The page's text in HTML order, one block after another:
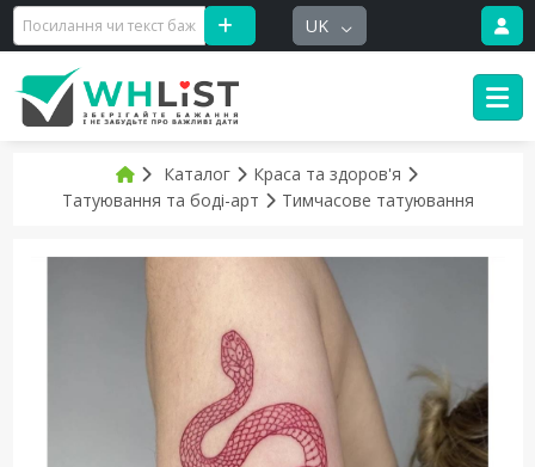
UK
Каталог
Краса та здоров'я
Татуювання та боді-арт
Тимчасове татуювання